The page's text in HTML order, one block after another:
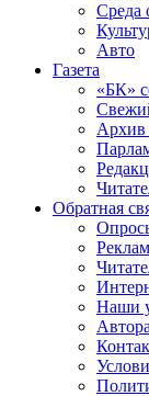
Среда
Авто
Газета
«БК»
Архив
Обратная
Наши